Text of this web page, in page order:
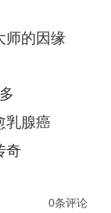
师的因缘
乳腺癌
奇
0条评论